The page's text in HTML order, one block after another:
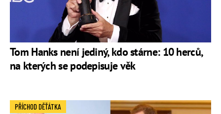
Tom Hanks není jediný, kdo stárne: 10 herců,
na kterých se podepisuje věk
PŘÍCHOD DĚŤÁTKA